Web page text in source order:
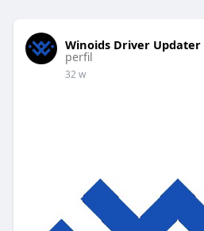
Winoids Driver Updater
perfil
32 w